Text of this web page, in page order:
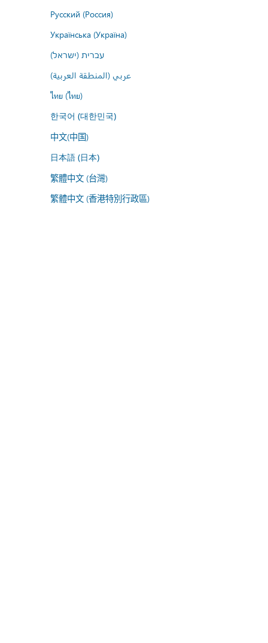
Русский (Россия)
Українська (Україна)
עברית (ישראל)
عربي (المنطقة العربية)
ไทย (ไทย)
한국어 (대한민국)
中文(中国)
日本語 (日本)
繁體中文 (台灣)
繁體中文 (香港特別行政區)